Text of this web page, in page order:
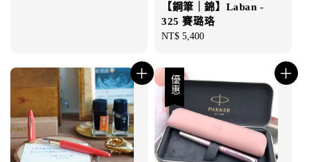
【鋼筆｜錦】Laban -
325 賽璐珞
Regular
NT$ 5,400
優惠